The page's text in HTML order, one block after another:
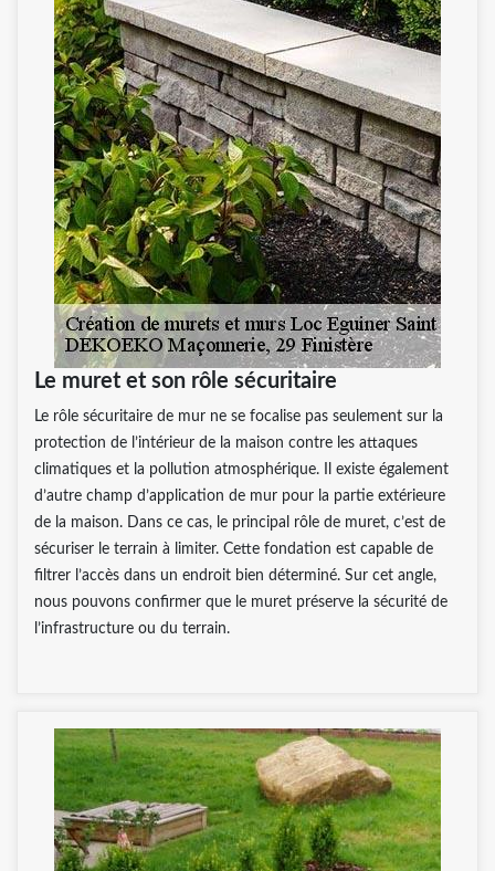
Le muret et son rôle sécuritaire
Le rôle sécuritaire de mur ne se focalise pas seulement sur la
protection de l’intérieur de la maison contre les attaques
climatiques et la pollution atmosphérique. Il existe également
d’autre champ d’application de mur pour la partie extérieure
de la maison. Dans ce cas, le principal rôle de muret, c’est de
sécuriser le terrain à limiter. Cette fondation est capable de
filtrer l’accès dans un endroit bien déterminé. Sur cet angle,
nous pouvons confirmer que le muret préserve la sécurité de
l’infrastructure ou du terrain.